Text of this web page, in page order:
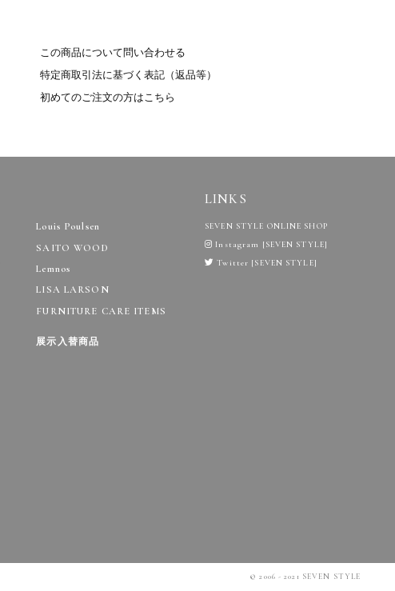
この商品について問い合わせる
特定商取引法に基づく表記（返品等）
初めてのご注文の方はこちら
Louis Poulsen
SAITO WOOD
Lemnos
LISA LARSON
FURNITURE CARE ITEMS
展示入替商品
LINKS
SEVEN STYLE ONLINE SHOP
Instagram [SEVEN STYLE]
Twitter [SEVEN STYLE]
© 2006 - 2021 SEVEN STYLE